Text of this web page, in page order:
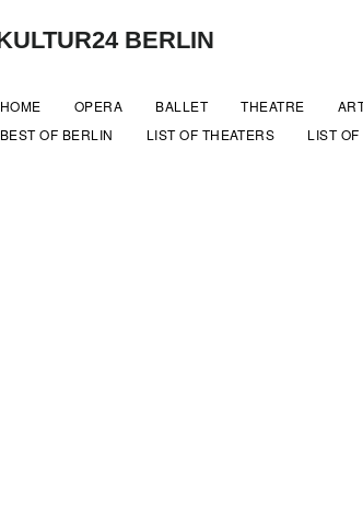
HOME OPERA BALLET THEATRE
BEST OF BERLIN
LIST OF THEATERS LIST